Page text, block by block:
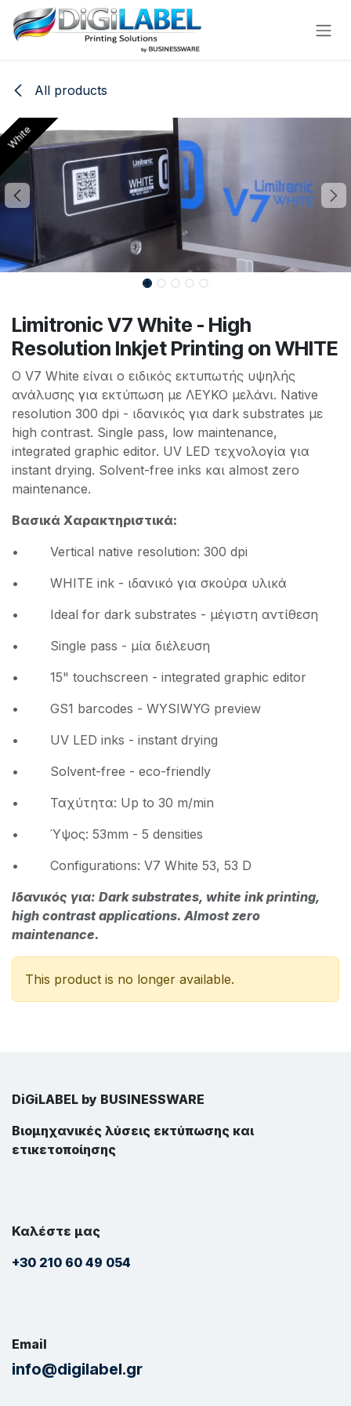
Skip to Content
All products
White
White
Limitronic V7 White - High
Resolution Inkjet Printing on WHITE
Ο V7 White είναι ο ειδικός εκτυπωτής υψηλής
ανάλυσης για εκτύπωση με ΛΕΥΚΟ μελάνι. Native
resolution 300 dpi - ιδανικός για dark substrates με
high contrast. Single pass, low maintenance,
integrated graphic editor. UV LED τεχνολογία για
instant drying. Solvent-free inks και almost zero
maintenance.
Βασικά Χαρακτηριστικά:
• Vertical native resolution: 300 dpi
• WHITE ink - ιδανικό για σκούρα υλικά
• Ideal for dark substrates - μέγιστη αντίθεση
• Single pass - μία διέλευση
• 15" touchscreen - integrated graphic editor
• GS1 barcodes - WYSIWYG preview
• UV LED inks - instant drying
• Solvent-free - eco-friendly
• Ταχύτητα: Up to 30 m/min
• Ύψος: 53mm - 5 densities
• Configurations: V7 White 53, 53 D
Ιδανικός για: Dark substrates, white ink printing,
high contrast applications. Almost zero
maintenance.
This product is no longer available.
DiGiLABEL by BUSINESSWARE
Βιομηχανικές λύσεις εκτύπωσης και
ετικετοποίησης
Καλέστε μας
+30 210 60 49 054
Email
info@digilabel.gr